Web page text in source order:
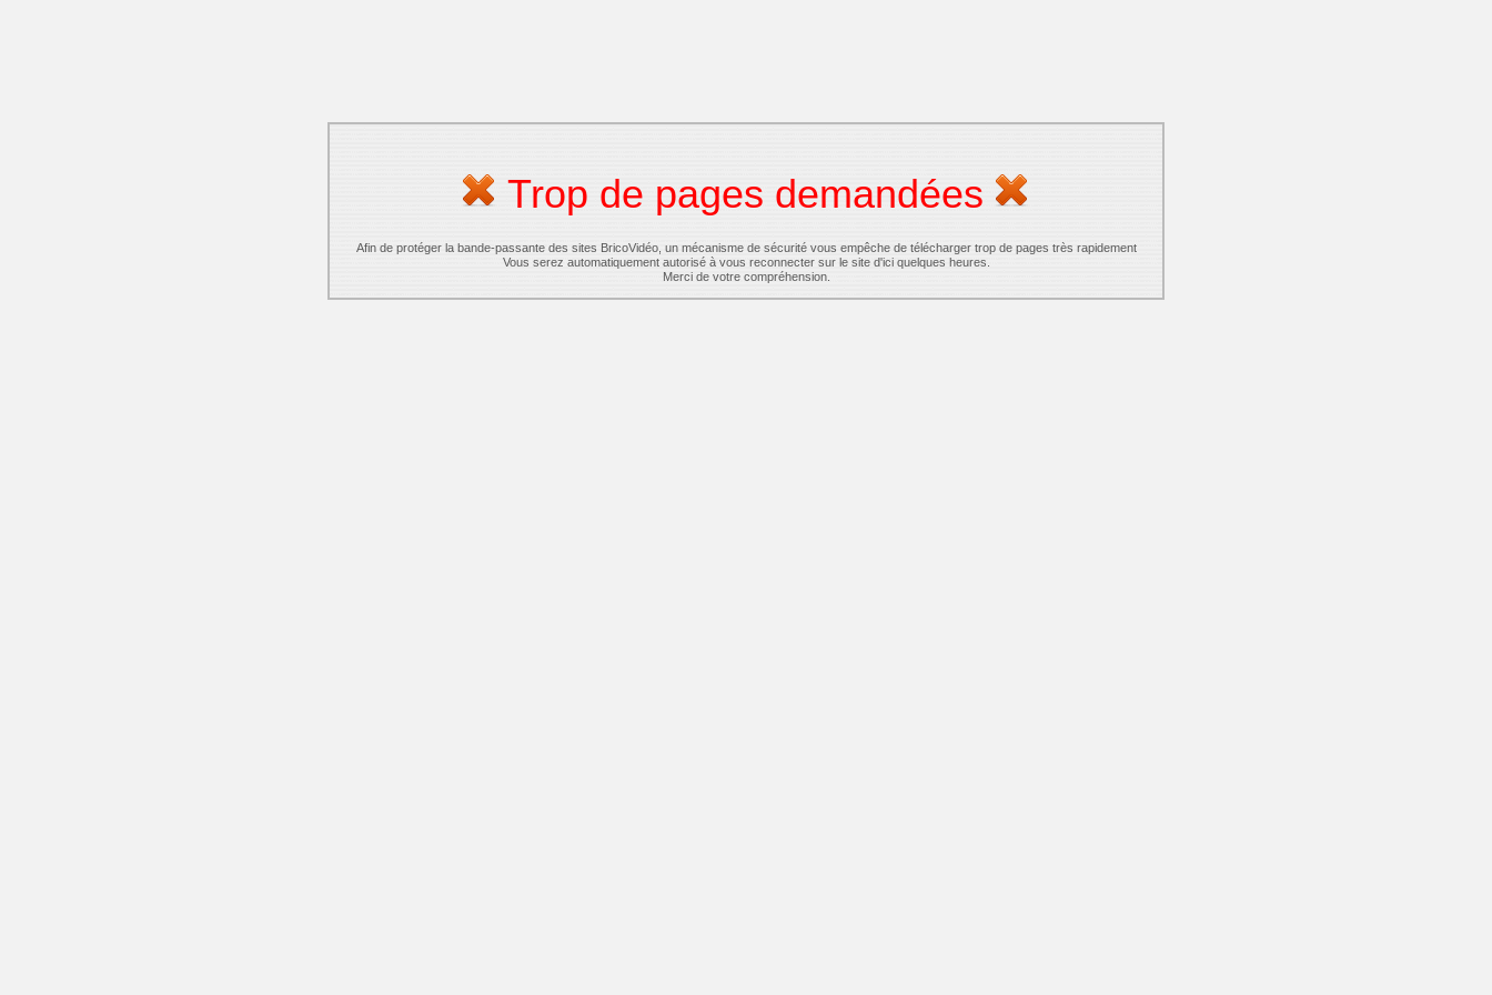
Trop de pages demandées
Afin de protéger la bande-passante des sites BricoVidéo, un mécanisme de sécurité vous empêche de télécharger trop de pages très rapidement
Vous serez automatiquement autorisé à vous reconnecter sur le site d'ici quelques heures.
Merci de votre compréhension.